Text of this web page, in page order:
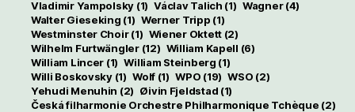
Vladimir Yampolsky (1) Václav Talich (1) Wagner(4)
Walter Gieseking (1) Werner Tripp (1)
Westminster Choir(1) Wiener Oktett (2)
Wilhelm Furtwängler(12) William Kapell (6)
William Lincer (1) William Steinberg (1)
Willi Boskovsky(1) Wolf(1) WPO (19) WSO (2)
Yehudi Menuhin (2) Øivin Fjeldstad (1)
Česká filharmonie Orchestre Philharmonique Tchèque (2)